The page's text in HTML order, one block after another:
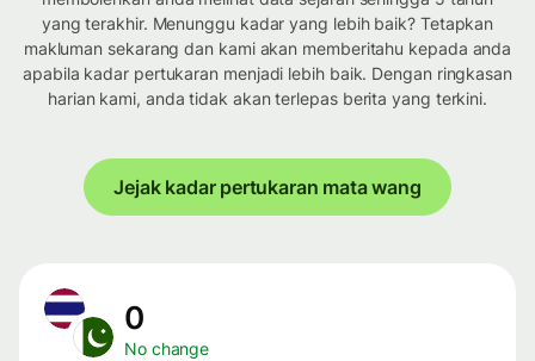
yang terakhir. Menunggu kadar yang lebih baik? Tetapkan
makluman sekarang dan kami akan memberitahu kepada anda
apabila kadar pertukaran menjadi lebih baik. Dengan ringkasan
harian kami, anda tidak akan terlepas berita yang terkini.
Jejak kadar pertukaran mata wang
0
No change